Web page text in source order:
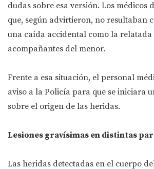
dudas sobre esa versión. Los médicos
que, según advirtieron, no resultaban
una caída accidental como la
acompañantes del menor.
Frente a esa situación, el personal
aviso a la Policía para que se iniciara
sobre el origen de las heridas.
Lesiones gravísimas en distintas
Las heridas detectadas en el cuerpo